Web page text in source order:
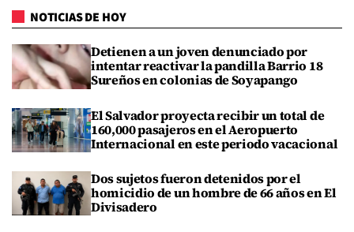
NOTICIAS DE HOY
Detienen a un joven denunciado por
intentar reactivar la pandilla Barrio 18
Sureños en colonias de Soyapango
El Salvador proyecta recibir un total de
160,000 pasajeros en el Aeropuerto
Internacional en este periodo vacacional
Dos sujetos fueron detenidos por el
homicidio de un hombre de 66 años en El
Divisadero